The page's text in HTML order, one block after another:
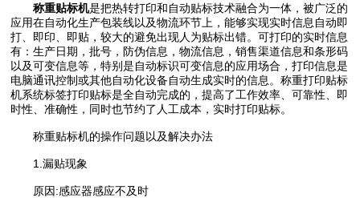
称重贴标机是把热转打印和自动贴标技术融合为一体，被广泛的
应用在自动化生产包装线以及物流环节上，能够实现实时信息自动即
打、即印、即贴，较大的避免出现人为贴标出错。可打印的实时信息
有：生产日期，批号，防伪信息，物流信息，销售渠道信息和条形码
以及可变信息等，特别是自动标识可变信息的应用场合，打印信息是
电脑通讯控制或其他自动化设备自动生成实时的信息。称重打印贴标
机系统标签打印贴标是全自动完成的，提高了工作效率、可靠性、即
时性、准确性，同时也节约了人工成本，实时打印贴标。
称重贴标机的操作问题以及解决办法
1.漏贴现象
原因:感应器感应不及时